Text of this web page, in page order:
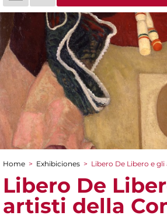
You are here
Home > Exhibiciones > Libero De Libero e
Libero De
artisti della